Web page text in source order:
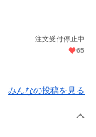
注文受付停止中
65
みんなの投稿を見る